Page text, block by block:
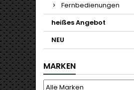
Fernbedienungen
heißes Angebot
NEU
MARKEN